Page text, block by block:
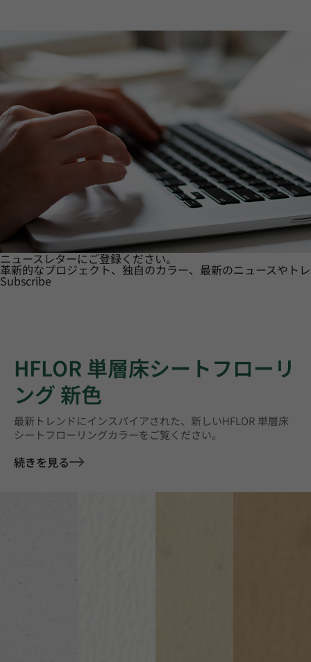
ニュースレターにご登録ください。
革新的なプロジェクト、独自のカラー、最新のニュースやト
Subscribe
HFLOR 単層床シートフローリ
ング 新色
最新トレンドにインスパイアされた、新しいHFLOR 単層床
シートフローリングカラーをご覧ください。
続きを見る